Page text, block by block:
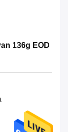
136g EOD